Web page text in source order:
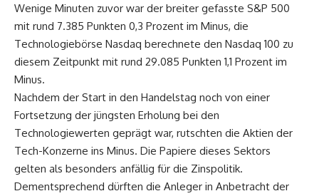
Wenige Minuten zuvor war der breiter gefasste S&P 500
mit rund 7.385 Punkten 0,3 Prozent im Minus, die
Technologiebörse Nasdaq berechnete den Nasdaq 100 zu
diesem Zeitpunkt mit rund 29.085 Punkten 1,1 Prozent im
Minus.
Nachdem der Start in den Handelstag noch von einer
Fortsetzung der jüngsten Erholung bei den
Technologiewerten geprägt war, rutschten die Aktien der
Tech-Konzerne ins Minus. Die Papiere dieses Sektors
gelten als besonders anfällig für die Zinspolitik.
Dementsprechend dürften die Anleger in Anbetracht der